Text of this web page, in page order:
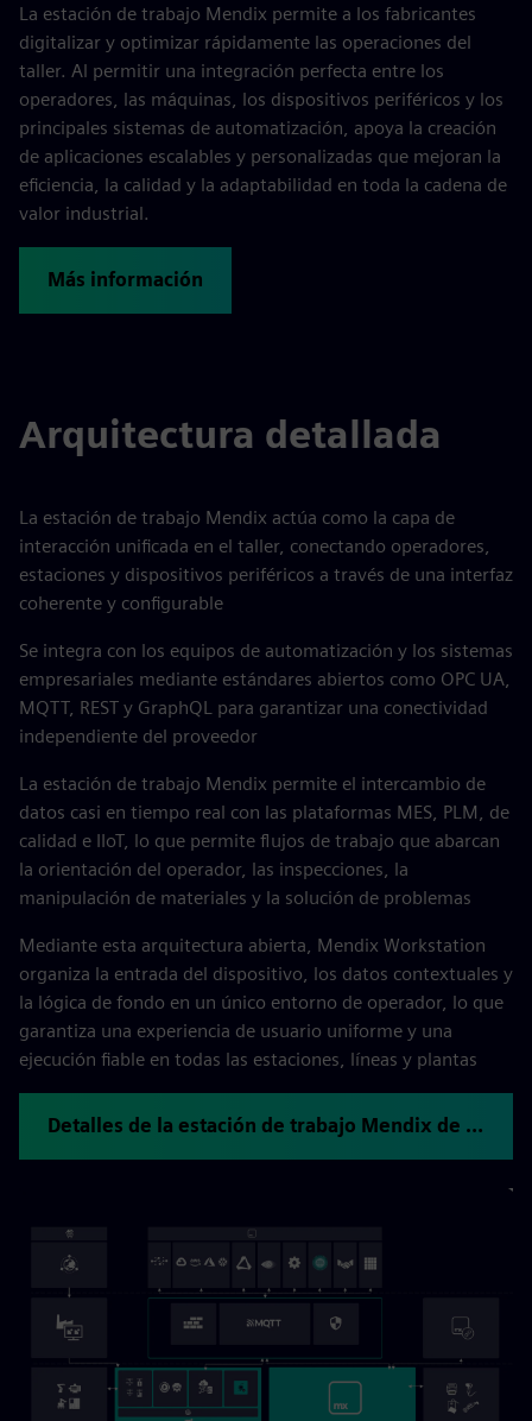
La estación de trabajo Mendix permite a los fabricantes
digitalizar y optimizar rápidamente las operaciones del
taller. Al permitir una integración perfecta entre los
operadores, las máquinas, los dispositivos periféricos y los
principales sistemas de automatización, apoya la creación
de aplicaciones escalables y personalizadas que mejoran la
eficiencia, la calidad y la adaptabilidad en toda la cadena de
valor industrial.
Más información
Arquitectura detallada
La estación de trabajo Mendix actúa como la capa de
interacción unificada en el taller, conectando operadores,
estaciones y dispositivos periféricos a través de una interfaz
coherente y configurable
Se integra con los equipos de automatización y los sistemas
empresariales mediante estándares abiertos como OPC UA,
MQTT, REST y GraphQL para garantizar una conectividad
independiente del proveedor
La estación de trabajo Mendix permite el intercambio de
datos casi en tiempo real con las plataformas MES, PLM, de
calidad e IIoT, lo que permite flujos de trabajo que abarcan
la orientación del operador, las inspecciones, la
manipulación de materiales y la solución de problemas
Mediante esta arquitectura abierta, Mendix Workstation
organiza la entrada del dispositivo, los datos contextuales y
la lógica de fondo en un único entorno de operador, lo que
garantiza una experiencia de usuario uniforme y una
ejecución fiable en todas las estaciones, líneas y plantas
Detalles de la estación de trabajo Mendix de Architecture Hub